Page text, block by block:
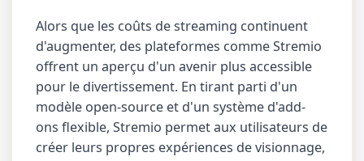
Alors que les coûts de streaming continuent
d'augmenter, des plateformes comme Stremio
offrent un aperçu d'un avenir plus accessible
pour le divertissement. En tirant parti d'un
modèle open-source et d'un système d'add-
ons flexible, Stremio permet aux utilisateurs de
créer leurs propres expériences de visionnage,